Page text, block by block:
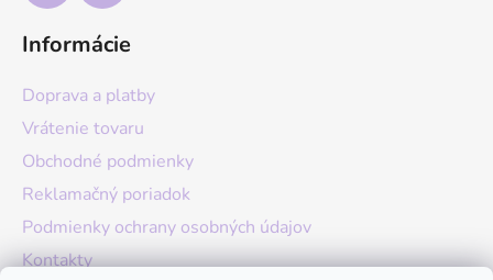
Informácie
Doprava a platby
Vrátenie tovaru
Obchodné podmienky
Reklamačný poriadok
Podmienky ochrany osobných údajov
Kontakty